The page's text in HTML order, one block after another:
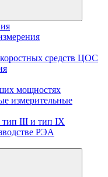
средств ЦОС
мощностях
измерительные
тип III и тип IX
РЭА